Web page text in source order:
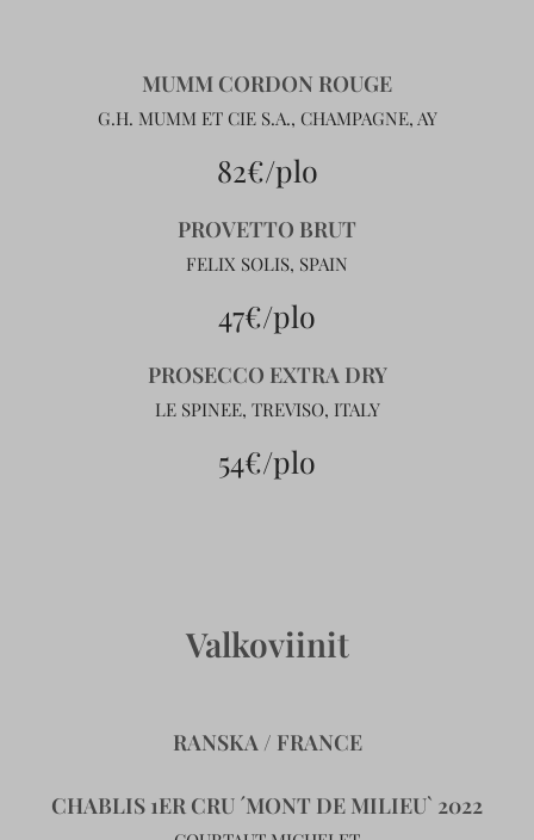
MUMM CORDON ROUGE
G.H. MUMM ET CIE S.A., CHAMPAGNE, AY
82€/plo
PROVETTO BRUT
FELIX SOLIS, SPAIN
47€/plo
PROSECCO EXTRA DRY
LE SPINEE, TREVISO, ITALY
54€/plo
Valkoviinit
RANSKA / FRANCE
CHABLIS 1ER CRU ´MONT DE MILIEU` 2022